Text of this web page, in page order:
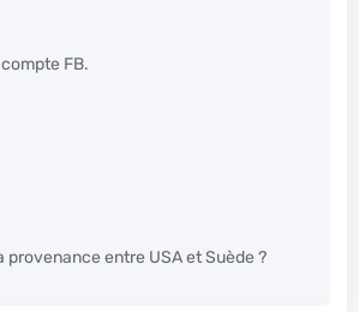
compte FB.
provenance entre USA et Suède ?